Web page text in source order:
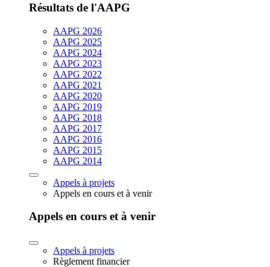
Résultats de l'AAPG
AAPG 2026
AAPG 2025
AAPG 2024
AAPG 2023
AAPG 2022
AAPG 2021
AAPG 2020
AAPG 2019
AAPG 2018
AAPG 2017
AAPG 2016
AAPG 2015
AAPG 2014
Appels à projets
Appels en cours et à venir
Appels en cours et à venir
Appels à projets
Règlement financier